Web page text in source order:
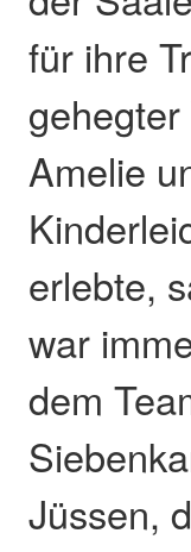
für ihre
Amelie
erlebte,
war
dem
Jüssen,